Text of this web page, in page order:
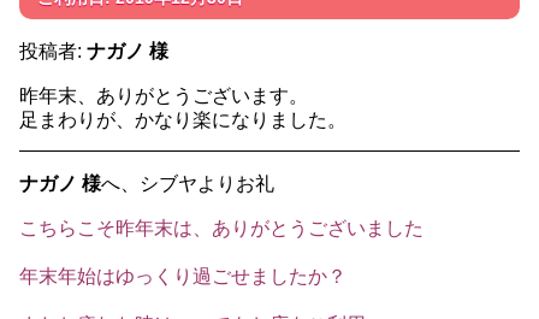
投稿者: ナガノ 様
昨年末、ありがとうございます。
足まわりが、かなり楽になりました。
ナガノ 様へ、シブヤよりお礼
こちらこそ昨年末は、ありがとうございました
年末年始はゆっくり過ごせましたか？